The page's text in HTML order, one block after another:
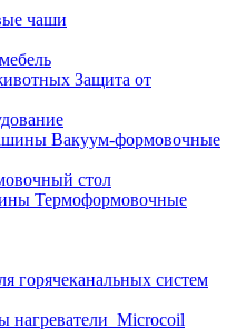
чаши
Защита от
Вакуум-формовочные
стол
Термоформовочные
горячеканальных систем